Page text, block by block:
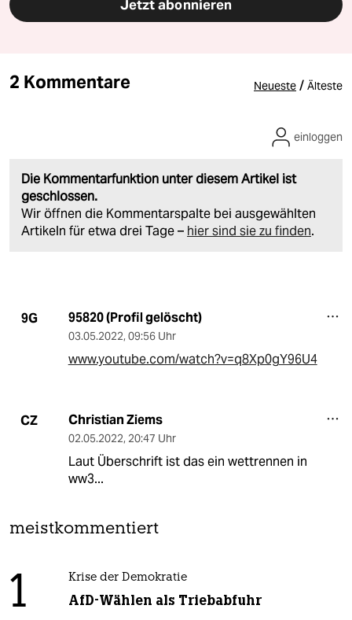
Jetzt abonnieren
2 Kommentare Neueste / Älteste
Die Kommentarfunktion unter diesem Artikel ist
geschlossen.
Wir öffnen die Kommentarspalte bei ausgewählten
Artikeln für etwa drei Tage – hier sind sie zu finden.
einloggen
9G 95820 (Profil gelöscht)
03.05.2022, 09:56 Uhr
www.youtube.com/watch?v=q8Xp0gY96U4
CZ Christian Ziems
02.05.2022, 20:47 Uhr
Laut Überschrift ist das ein wettrennen in
ww3...
meistkommentiert
1 Krise der Demokratie
AfD-Wählen als Triebabfuhr